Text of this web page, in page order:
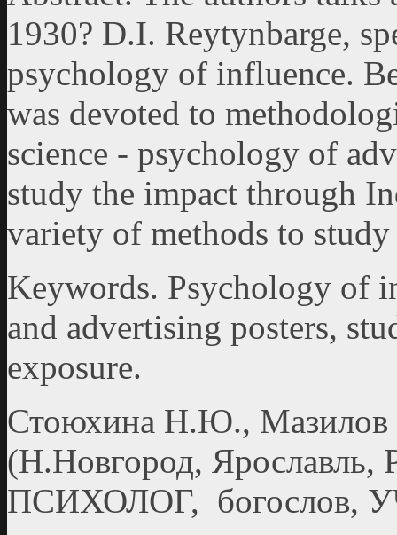
1930? D.I. Reytynbarge,
psychology of influence.
was devoted to
science - psychology of
study the impact through
variety of methods to
Keywords. Psychology of
and advertising posters,
exposure.
Стоюхина Н.Ю.,
(Н.Новгород, Ярославль,
ПСИХОЛОГ, богослов,